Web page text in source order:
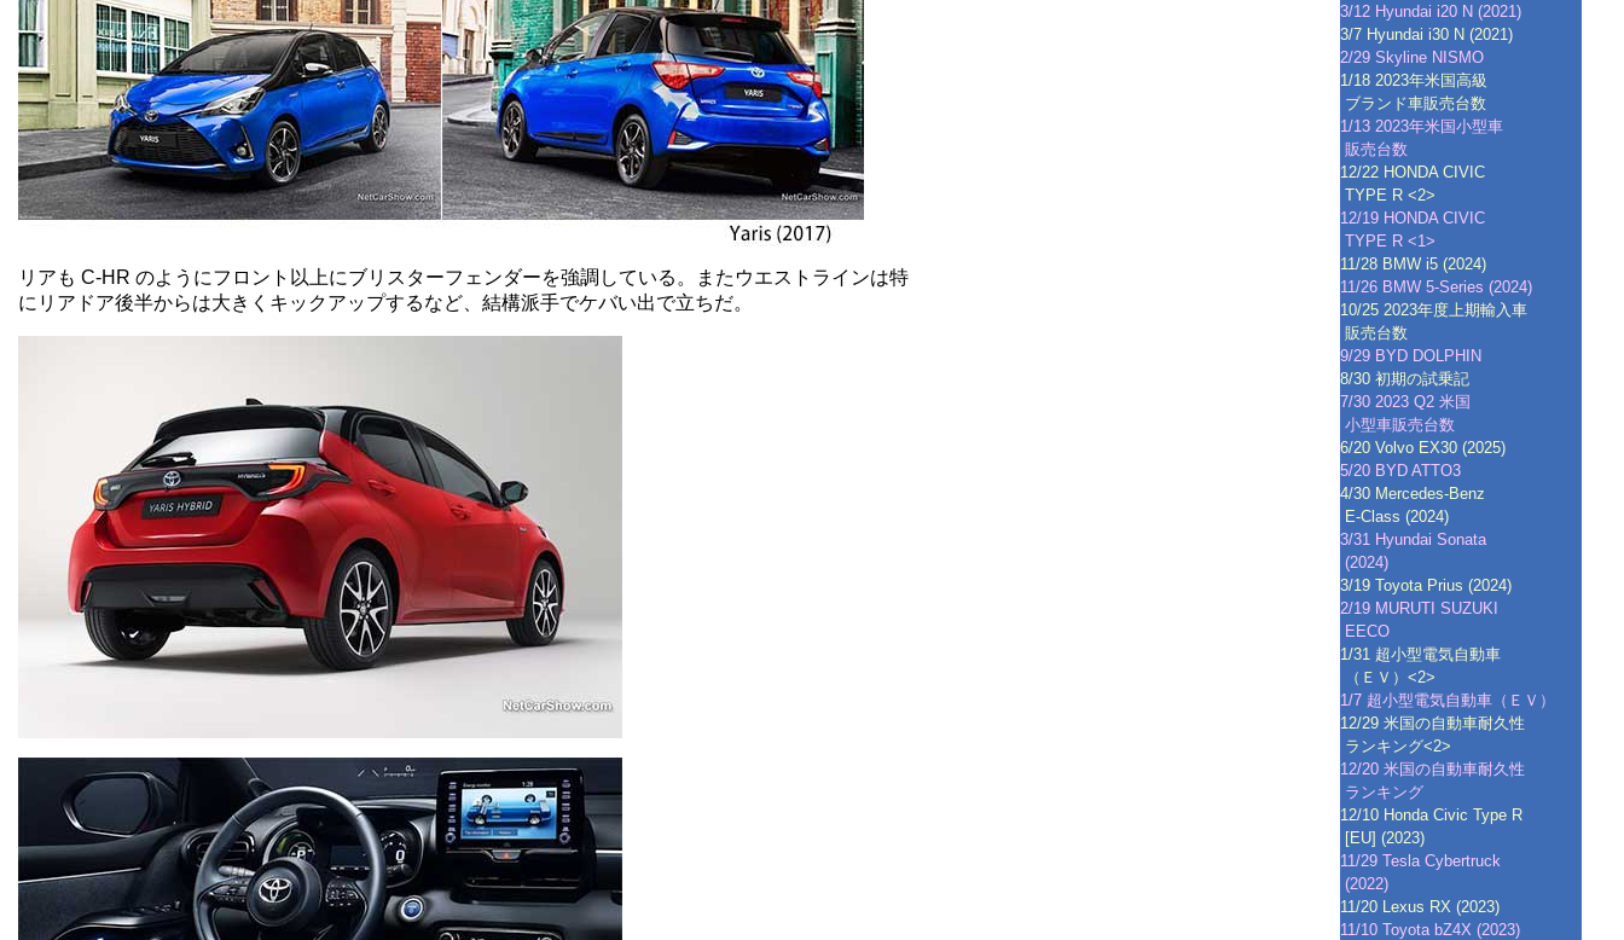
リアも C-HR のようにフロント以上にブリスターフェンダーを強調している。またウエストラインは特
にリアドア後半からは大きくキックアップするなど、結構派手でケバい出で立ちだ。